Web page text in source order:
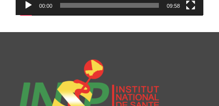
00:00 09:58